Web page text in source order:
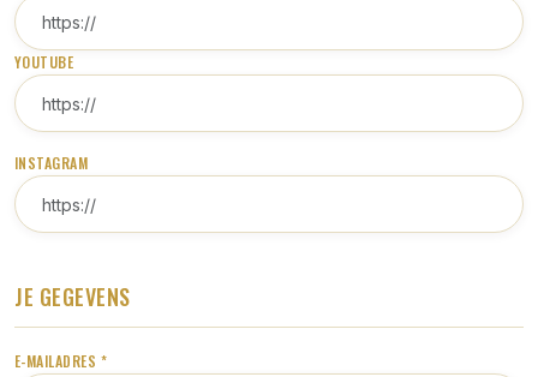
YOUTUBE
INSTAGRAM
JE GEGEVENS
E-MAILADRES *